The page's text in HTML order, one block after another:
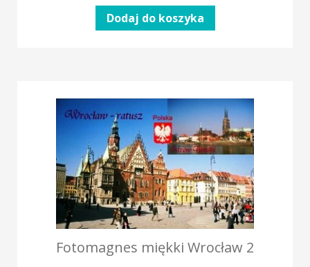
Dodaj do koszyka
Fotomagnes miękki Wrocław 2